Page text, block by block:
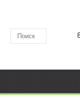
Поиск по складу